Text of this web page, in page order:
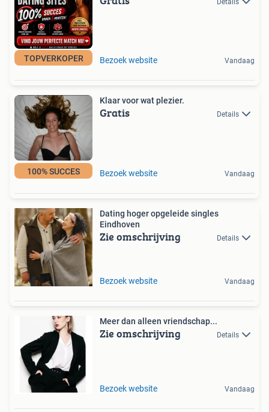
TOPVERKOPER
Details
Bezoek website Vandaag
100% SUCCES
Klaar voor wat plezier.
Gratis Details
Bezoek website Vandaag
Dating hoger opgeleide singles
Eindhoven
Zie omschrijving Details
Bezoek website Vandaag
Meer dan alleen vriendschap...
Zie omschrijving Details
Bezoek website Vandaag